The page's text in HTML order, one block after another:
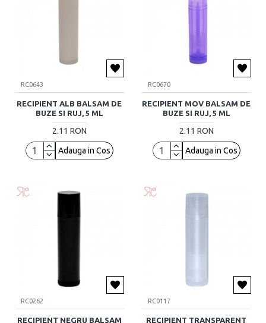
RC0643
RECIPIENT ALB BALSAM DE
BUZE SI RUJ, 5 ML
2.11 RON
Adauga in Cos
RC0670
RECIPIENT MOV BALSAM DE
BUZE SI RUJ, 5 ML
2.11 RON
Adauga in Cos
RC0262
RECIPIENT NEGRU BALSAM
RC0117
RECIPIENT TRANSPARENT